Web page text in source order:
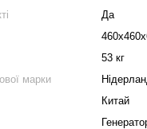
Да
53 кг
марки
Китай